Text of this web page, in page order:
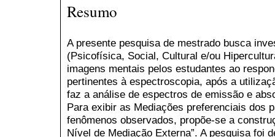
Resumo
A presente pesquisa de mestrado busca
(Psicofísica, Social, Cultural e/ou
imagens mentais pelos estudantes ao
pertinentes à espectroscopia, após a
faz a análise de espectros de emissão e
Para exibir as Mediações preferenciais dos
fenômenos observados, propõe-se a
Nível de Mediação Externa”. A pesquisa foi